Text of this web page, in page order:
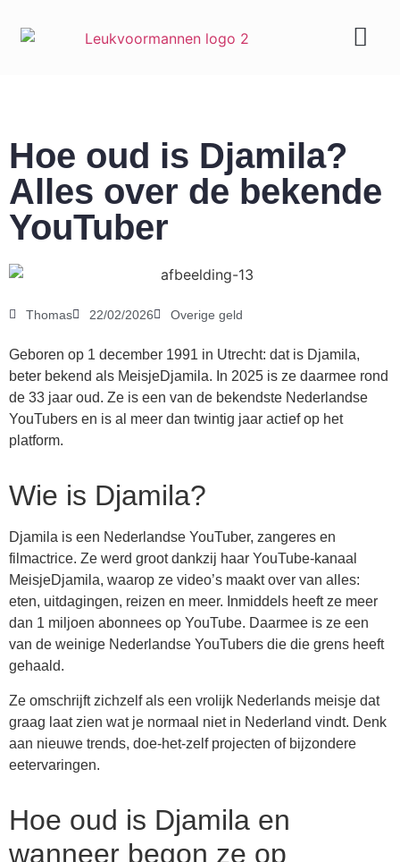
Hoe oud is Djamila?
Alles over de bekende
YouTuber
Thomas 22/02/2026 Overige geld
Geboren op 1 december 1991 in Utrecht: dat is Djamila,
beter bekend als MeisjeDjamila. In 2025 is ze daarmee rond
de 33 jaar oud. Ze is een van de bekendste Nederlandse
YouTubers en is al meer dan twintig jaar actief op het
platform.
Wie is Djamila?
Djamila is een Nederlandse YouTuber, zangeres en
filmactrice. Ze werd groot dankzij haar YouTube-kanaal
MeisjeDjamila, waarop ze video’s maakt over van alles:
eten, uitdagingen, reizen en meer. Inmiddels heeft ze meer
dan 1 miljoen abonnees op YouTube. Daarmee is ze een
van de weinige Nederlandse YouTubers die die grens heeft
gehaald.
Ze omschrijft zichzelf als een vrolijk Nederlands meisje dat
graag laat zien wat je normaal niet in Nederland vindt. Denk
aan nieuwe trends, doe-het-zelf projecten of bijzondere
eetervaringen.
Hoe oud is Djamila en
wanneer begon ze op